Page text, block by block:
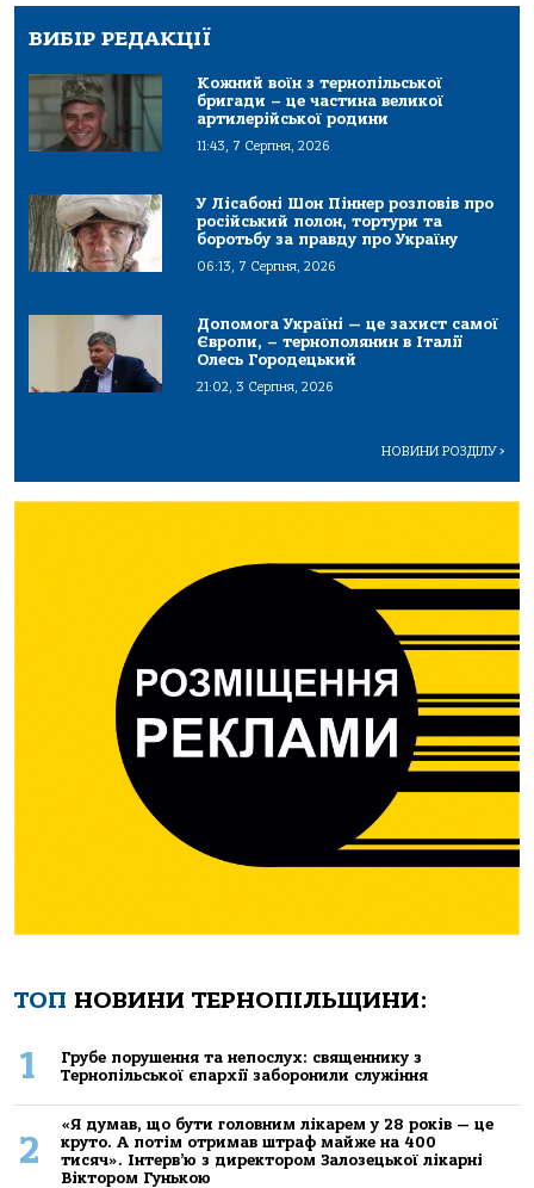
ВИБІР РЕДАКЦІЇ
Кожний воїн з тернопільської
бригади – це частина великої
артилерійської родини
11:43, 7 Серпня, 2026
У Лісабоні Шон Піннер розповів про
російський полон, тортури та
боротьбу за правду про Україну
06:13, 7 Серпня, 2026
Допомога Україні — це захист самої
Європи, – тернополянин в Італії
Олесь Городецький
21:02, 3 Серпня, 2026
НОВИНИ РОЗДІЛУ>
ТОП НОВИНИ ТЕРНОПІЛЬЩИНИ:
1
Грубе порушення та непослух: священнику з
Тернопільської єпархії заборонили служіння
2
«Я думав, що бути головним лікарем у 28 років — це
круто. А потім отримав штраф майже на 400
тисяч». Інтерв’ю з директором Залозецької лікарні
Віктором Гунькою